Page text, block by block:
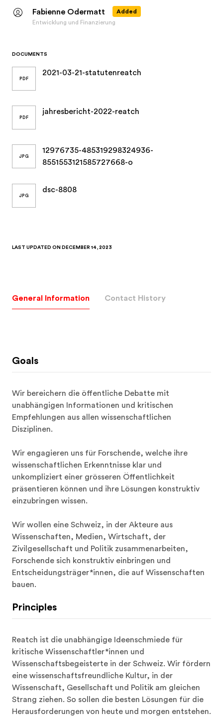
General Information Contact History
Goals
Wir bereichern die öffentliche Debatte mit
unabhängigen Informationen und kritischen
Empfehlungen aus allen wissenschaftlichen
Disziplinen.
Wir engagieren uns für Forschende, welche ihre
wissenschaftlichen Erkenntnisse klar und
unkompliziert einer grösseren Öffentlichkeit
präsentieren können und ihre Lösungen konstruktiv
einzubringen wissen.
Wir wollen eine Schweiz, in der Akteure aus
Wissenschaften, Medien, Wirtschaft, der
Zivilgesellschaft und Politik zusammenarbeiten,
Forschende sich konstruktiv einbringen und
Entscheidungsträger*innen, die auf Wissenschaften
bauen.
Principles
Reatch ist die unabhängige Ideenschmiede für
kritische Wissenschaftler*innen und
Wissenschaftsbegeisterte in der Schweiz. Wir fördern
eine wissenschaftsfreundliche Kultur, in der
Wissenschaft, Gesellschaft und Politik am gleichen
Strang ziehen. So sollen die besten Lösungen für die
Herausforderungen von heute und morgen entstehen.
Fabienne Odermatt
Added
Entwicklung und Finanzierung
DOCUMENTS
PDF
2021-03-21-statutenreatch
PDF
jahresbericht-2022-reatch
JPG
12976735-485319298324936-
8551553121585727668-o
JPG
dsc-8808
LAST UPDATED ON DECEMBER 14, 2023